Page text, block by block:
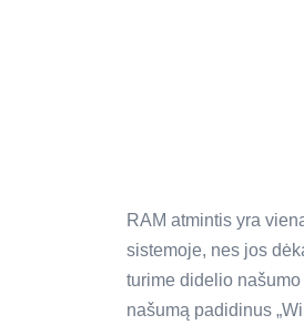
RAM atmintis yra
sistemoje, nes jos
turime didelio
našumą padidinus